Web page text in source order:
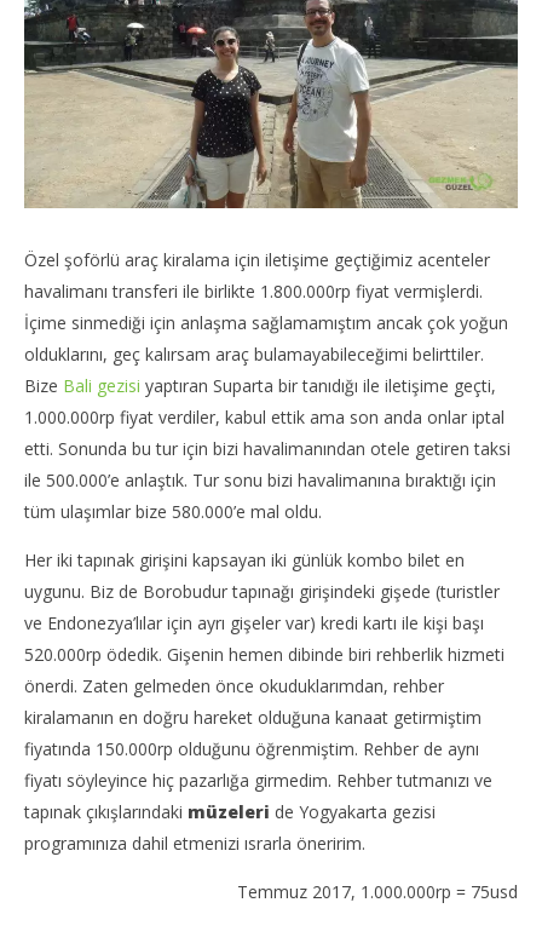
Özel şoförlü araç kiralama için iletişime geçtiğimiz acenteler
havalimanı transferi ile birlikte 1.800.000rp fiyat vermişlerdi.
İçime sinmediği için anlaşma sağlamamıştım ancak çok yoğun
olduklarını, geç kalırsam araç bulamayabileceğimi belirttiler.
Bize Bali gezisi yaptıran Suparta bir tanıdığı ile iletişime geçti,
1.000.000rp fiyat verdiler, kabul ettik ama son anda onlar iptal
etti. Sonunda bu tur için bizi havalimanından otele getiren taksi
ile 500.000’e anlaştık. Tur sonu bizi havalimanına bıraktığı için
tüm ulaşımlar bize 580.000’e mal oldu.
Her iki tapınak girişini kapsayan iki günlük kombo bilet en
uygunu. Biz de Borobudur tapınağı girişindeki gişede (turistler
ve Endonezya’lılar için ayrı gişeler var) kredi kartı ile kişi başı
520.000rp ödedik. Gişenin hemen dibinde biri rehberlik hizmeti
önerdi. Zaten gelmeden önce okuduklarımdan, rehber
kiralamanın en doğru hareket olduğuna kanaat getirmiştim
fiyatında 150.000rp olduğunu öğrenmiştim. Rehber de aynı
fiyatı söyleyince hiç pazarlığa girmedim. Rehber tutmanızı ve
tapınak çıkışlarındaki müzeleri de Yogyakarta gezisi
programınıza dahil etmenizi ısrarla öneririm.
Temmuz 2017, 1.000.000rp = 75usd